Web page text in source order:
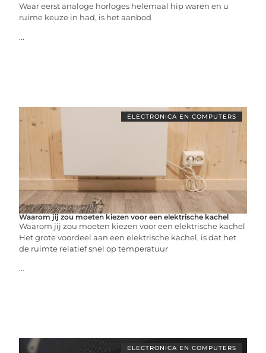
Waar eerst analoge horloges helemaal hip waren en u
ruime keuze in had, is het aanbod
...
ELECTRONICA EN COMPUTERS
Waarom jij zou moeten kiezen voor een elektrische kachel
Waarom jij zou moeten kiezen voor een elektrische kachel
Het grote voordeel aan een elektrische kachel, is dat het
de ruimte relatief snel op temperatuur
...
ELECTRONICA EN COMPUTERS